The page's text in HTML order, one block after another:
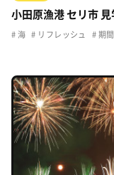
小田原漁港 セリ市
海 リフレッシュ 期